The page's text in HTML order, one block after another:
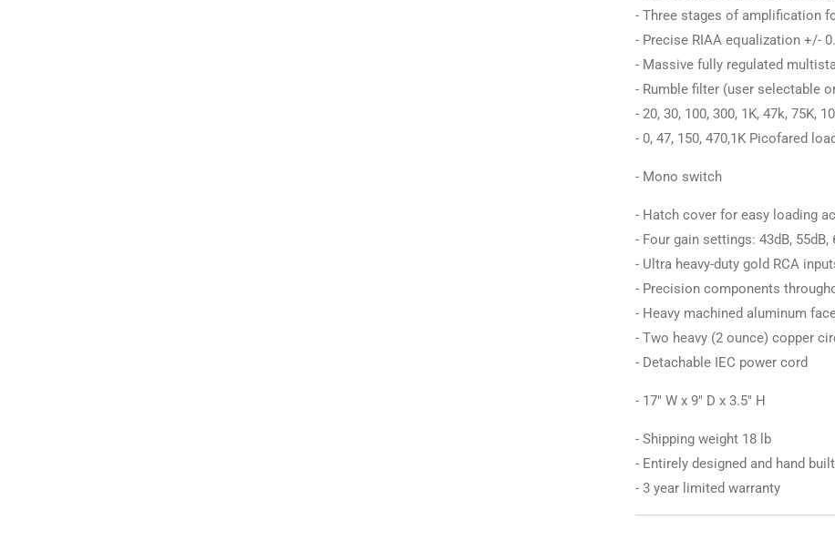
- Three stages of amplification
- Precise RIAA equalization +/-
- Massive fully regulated
- Rumble filter (user selectable
- 20, 30, 100, 300, 1K, 47k, 75K,
- 0, 47, 150, 470,1K Picofared
- Mono switch
- Hatch cover for easy loading
- Four gain settings: 43dB, 55dB,
- Ultra heavy-duty gold RCA
- Precision components
- Heavy machined aluminum
- Two heavy (2 ounce) copper
- Detachable IEC power cord
- 17" W x 9" D x 3.5" H
- Shipping weight 18 lb
- Entirely designed and hand
- 3 year limited warranty